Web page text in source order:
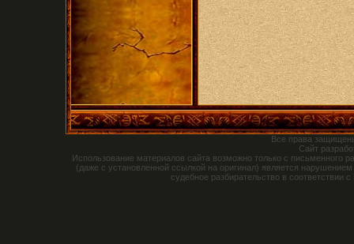
Все права
Сайт
Использование материалов сайта возможно только с письменного
(даже с установленной ссылкой на оригинал) является
судебное разбирательство в